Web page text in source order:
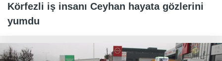
Körfezli iş insanı Ceyhan hayata gözlerini
yumdu